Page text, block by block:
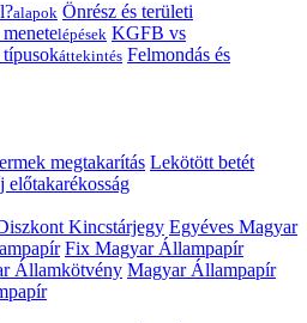
alapok Önrész és területi
lépések KGFB vs
típusokáttekintés Felmondás és
megtakarítás Lekötött betét
előtakarékosság
Kincstárjegy Egyéves Magyar
Fix Magyar Állampapír
Államkötvény Magyar Állampapír